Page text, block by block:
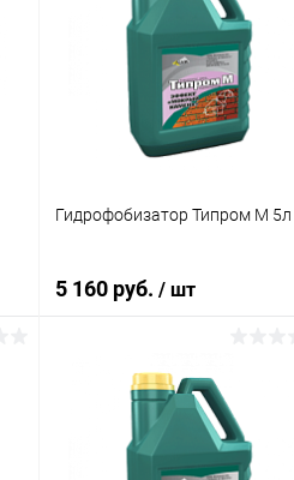
Купить в 1 клик Сравнение
В избранное В наличии
Гидрофобизатор Типром М 5л
5 160 руб. / шт
В корзину
Купить в 1 клик Сравнение